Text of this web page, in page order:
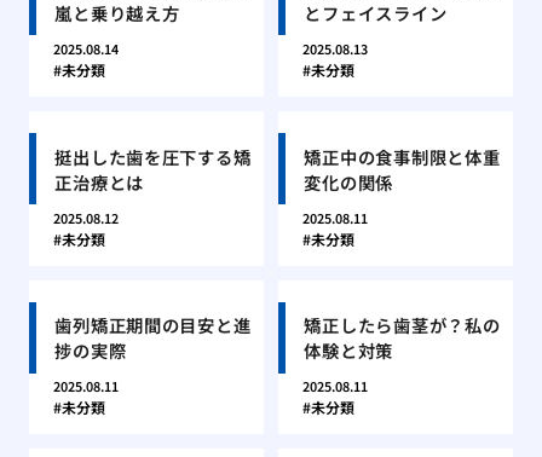
嵐と乗り越え方
2025.08.14
未分類
とフェイスライン
2025.08.13
未分類
挺出した歯を圧下する矯
正治療とは
2025.08.12
未分類
矯正中の食事制限と体重
変化の関係
2025.08.11
未分類
歯列矯正期間の目安と進
捗の実際
2025.08.11
未分類
矯正したら歯茎が？私の
体験と対策
2025.08.11
未分類